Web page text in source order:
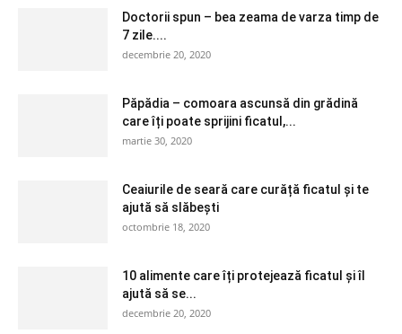
Doctorii spun – bea zeama de varza timp de
7 zile....
decembrie 20, 2020
Păpădia – comoara ascunsă din grădină
care îți poate sprijini ficatul,...
martie 30, 2020
Ceaiurile de seară care curăță ficatul și te
ajută să slăbești
octombrie 18, 2020
10 alimente care îți protejează ficatul și îl
ajută să se...
decembrie 20, 2020